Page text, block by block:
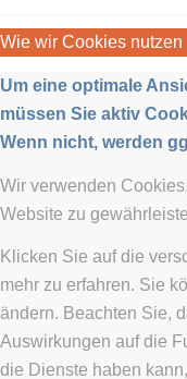
Wie wir Cookies nutzen
Um eine optimale
müssen Sie aktiv
Wenn nicht, werden
Wir verwenden
Website zu
Klicken Sie auf die
mehr zu erfahren. Sie
ändern. Beachten Sie,
Auswirkungen auf die
die Dienste haben